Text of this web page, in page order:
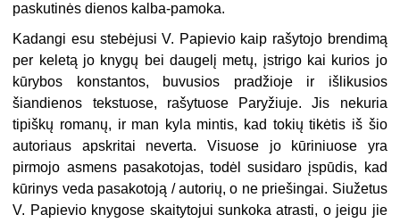
paskutinės dienos kalba-pamoka.
Kadangi esu stebėjusi V. Papievio kaip rašytojo brendimą
per keletą jo knygų bei daugelį metų, įstrigo kai kurios jo
kūrybos konstantos, buvusios pradžioje ir išlikusios
šiandienos tekstuose, rašytuose Paryžiuje. Jis nekuria
tipiškų romanų, ir man kyla mintis, kad tokių tikėtis iš šio
autoriaus apskritai neverta. Visuose jo kūriniuose yra
pirmojo asmens pasakotojas, todėl susidaro įspūdis, kad
kūrinys veda pasakotoją / autorių, o ne priešingai. Siužetus
V. Papievio knygose skaitytojui sunkoka atrasti, o jeigu jie